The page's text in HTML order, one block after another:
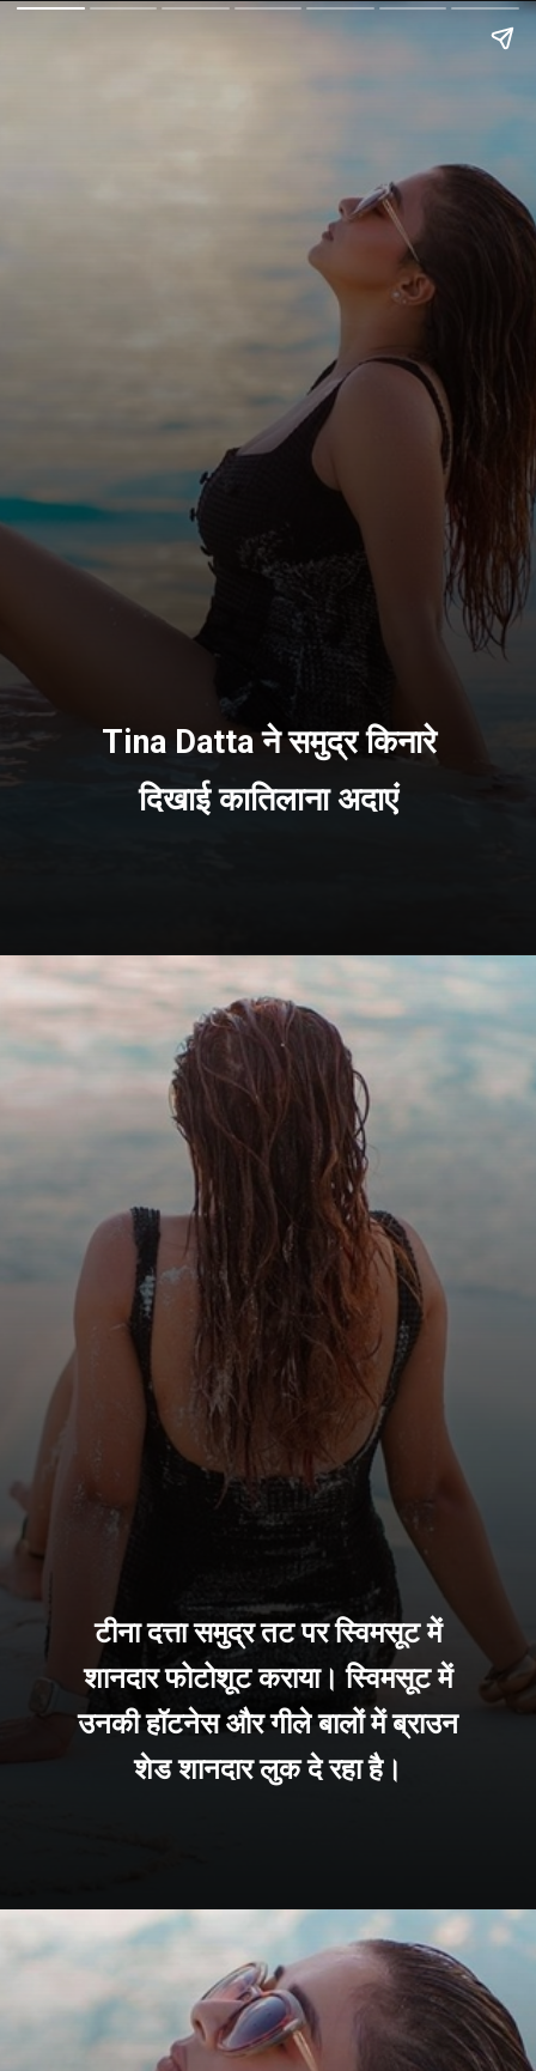
Tina Datta ने समुद्र किनारे
दिखाई कातिलाना अदाएं
टीना दत्ता समुद्र तट पर स्विमसूट में
शानदार फोटोशूट कराया। स्विमसूट में
उनकी हॉटनेस और गीले बालों में ब्राउन
शेड शानदार लुक दे रहा है।